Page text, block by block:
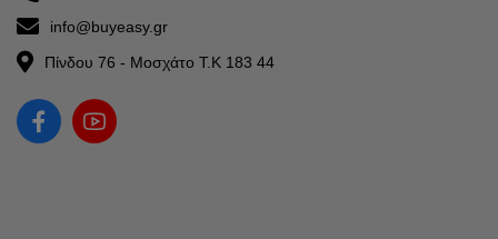
info@buyeasy.gr
Πίνδου 76 - Μοσχάτο Τ.Κ 183 44